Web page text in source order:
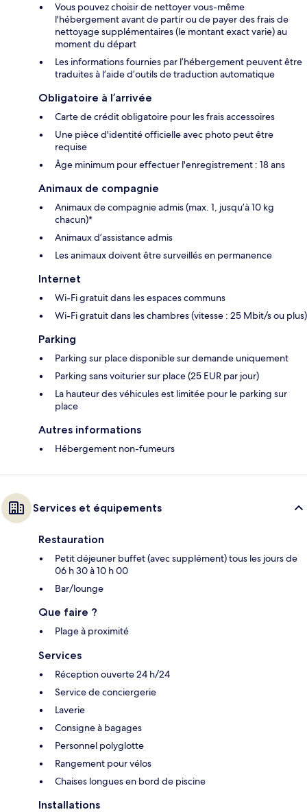
Vous pouvez choisir de nettoyer vous-même
l'hébergement avant de partir ou de payer des frais de
nettoyage supplémentaires (le montant exact varie) au
moment du départ
Les informations fournies par l’hébergement peuvent être
traduites à l’aide d’outils de traduction automatique
Obligatoire à l’arrivée
Carte de crédit obligatoire pour les frais accessoires
Une pièce d'identité officielle avec photo peut être
requise
Âge minimum pour effectuer l'enregistrement : 18 ans
Animaux de compagnie
Animaux de compagnie admis (max. 1, jusqu’à 10 kg
chacun)*
Animaux d’assistance admis
Les animaux doivent être surveillés en permanence
Internet
Wi-Fi gratuit dans les espaces communs
Wi-Fi gratuit dans les chambres (vitesse : 25 Mbit/s ou plus)
Parking
Parking sur place disponible sur demande uniquement
Parking sans voiturier sur place (25 EUR par jour)
La hauteur des véhicules est limitée pour le parking sur
place
Autres informations
Hébergement non-fumeurs
Services et équipements
Restauration
Petit déjeuner buffet (avec supplément) tous les jours de
06 h 30 à 10 h 00
Bar/lounge
Que faire ?
Plage à proximité
Services
Réception ouverte 24 h/24
Service de conciergerie
Laverie
Consigne à bagages
Personnel polyglotte
Rangement pour vélos
Chaises longues en bord de piscine
Installations